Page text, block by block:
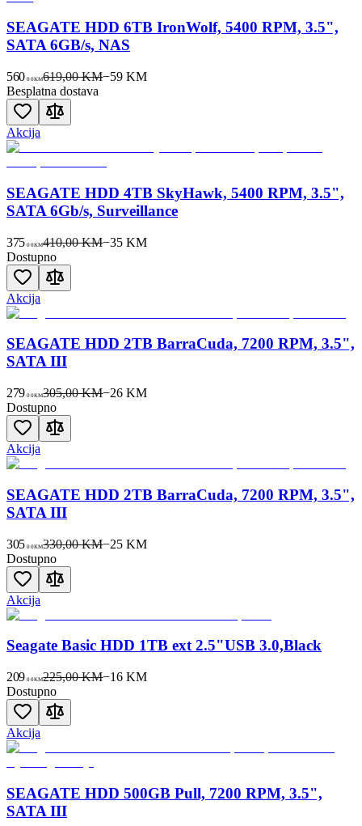
SEAGATE HDD 6TB IronWolf, 5400 RPM, 3.5",
SATA 6GB/s, NAS
560 00KM619,00 KM−59 KM
Besplatna dostava
Akcija
SEAGATE HDD 4TB SkyHawk, 5400 RPM, 3.5",
SATA 6Gb/s, Surveillance
375 00KM410,00 KM−35 KM
Dostupno
Akcija
SEAGATE HDD 2TB BarraCuda, 7200 RPM, 3.5",
SATA III
279 00KM305,00 KM−26 KM
Dostupno
Akcija
SEAGATE HDD 2TB BarraCuda, 7200 RPM, 3.5",
SATA III
305 00KM330,00 KM−25 KM
Dostupno
Akcija
Seagate Basic HDD 1TB ext 2.5"USB 3.0,Black
209 00KM225,00 KM−16 KM
Dostupno
Akcija
SEAGATE HDD 500GB Pull, 7200 RPM, 3.5",
SATA III